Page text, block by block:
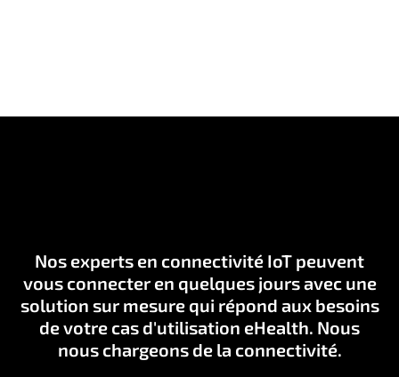
Nos experts en connectivité IoT peuvent
vous connecter en quelques jours avec une
solution sur mesure qui répond aux besoins
de votre cas d'utilisation eHealth. Nous
nous chargeons de la connectivité.